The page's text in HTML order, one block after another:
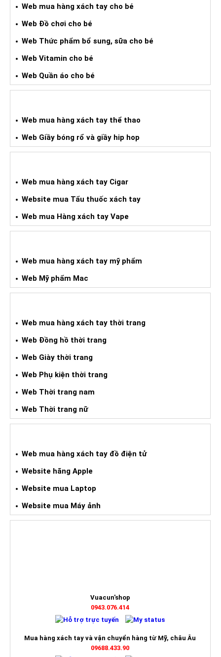
Web mua hàng xách tay cho bé
Web Đồ chơi cho bé
Web Thức phẩm bổ sung, sữa cho bé
Web Vitamin cho bé
Web Quần áo cho bé
Web mua hàng xách tay thể thao
Web Giầy bóng rổ và giầy hip hop
Web mua hàng xách tay Cigar
Website mua Tẩu thuốc xách tay
Web mua Hàng xách tay Vape
Web mua hàng xách tay mỹ phẩm
Web Mỹ phẩm Mac
Web mua hàng xách tay thời trang
Web Đồng hồ thời trang
Web Giày thời trang
Web Phụ kiện thời trang
Web Thời trang nam
Web Thời trang nữ
Web mua hàng xách tay đồ điện tử
Website hãng Apple
Website mua Laptop
Website mua Máy ảnh
Vuacun'shop
0943.076.414
Mua hàng xách tay và vận chuyển hàng từ Mỹ, châu Âu
09688.433.90